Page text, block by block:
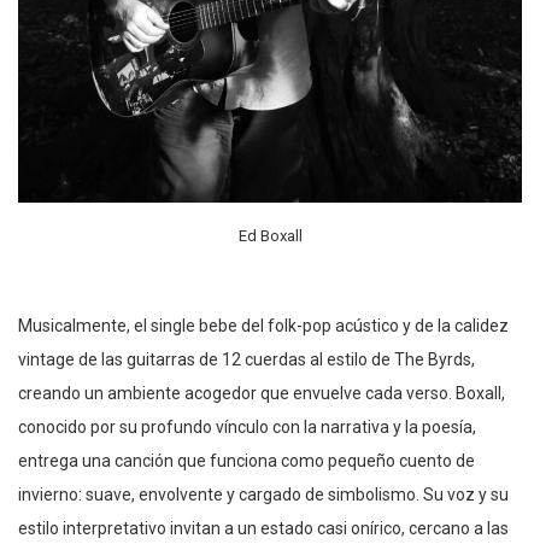
Ed Boxall
Musicalmente, el single bebe del folk-pop acústico y de la calidez
vintage de las guitarras de 12 cuerdas al estilo de The Byrds,
creando un ambiente acogedor que envuelve cada verso. Boxall,
conocido por su profundo vínculo con la narrativa y la poesía,
entrega una canción que funciona como pequeño cuento de
invierno: suave, envolvente y cargado de simbolismo. Su voz y su
estilo interpretativo invitan a un estado casi onírico, cercano a las